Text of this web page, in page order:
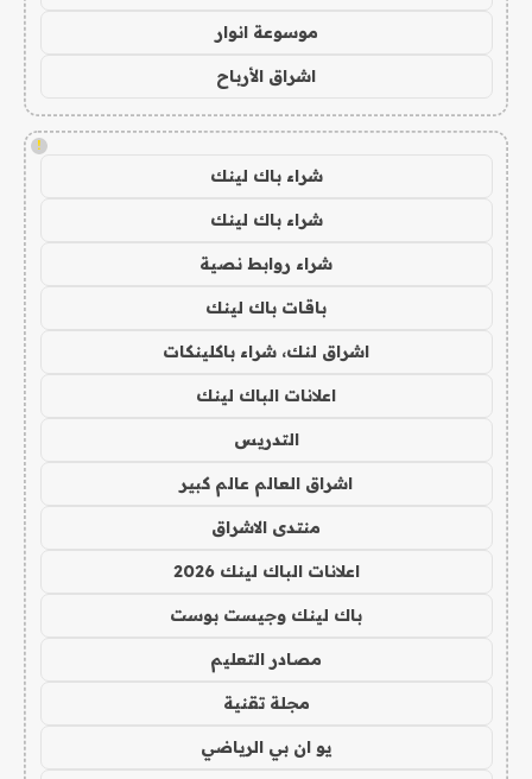
موسوعة انوار
اشراق الأرباح
!
شراء باك لينك
شراء باك لينك
شراء روابط نصية
باقات باك لينك
اشراق لنك، شراء باكلينكات
اعلانات الباك لينك
التدريس
اشراق العالم عالم كبير
منتدى الاشراق
اعلانات الباك لينك 2026
باك لينك وجيست بوست
مصادر التعليم
مجلة تقنية
يو ان بي الرياضي